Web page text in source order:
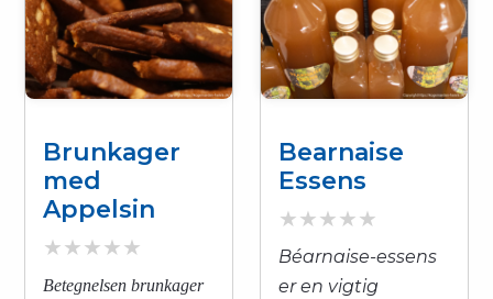
Brunkager
med
Appelsin
Betegnelsen brunkager
Bearnaise
Essens
Béarnaise-essens
er en vigtig